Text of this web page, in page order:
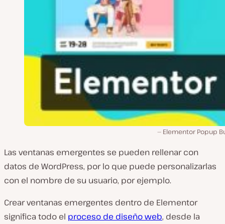
Elementor Popup
Las ventanas emergentes se pueden rellenar con
datos de WordPress, por lo que puede personalizarlas
con el nombre de su usuario, por ejemplo.
Crear ventanas emergentes dentro de Elementor
significa todo el proceso de diseño web, desde la